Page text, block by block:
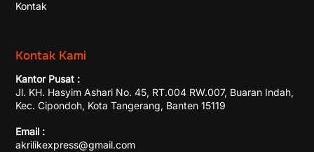
Kontak
Kontak Kami
Kantor Pusat :
Jl. KH. Hasyim Ashari No. 45, RT.004 RW.007, Buaran Indah,
Kec. Cipondoh, Kota Tangerang, Banten 15119
Email :
akrilikexpress@gmail.com